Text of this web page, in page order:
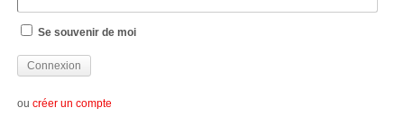
Se souvenir de moi
ou créer un compte